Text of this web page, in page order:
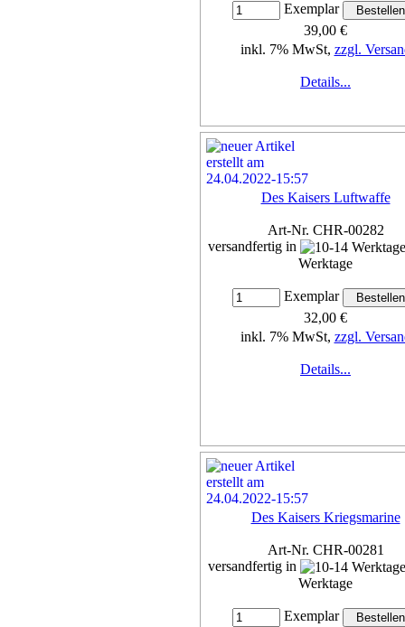
Exemplar
39,00 €
inkl. 7% MwSt, zzgl.
Details...
Des Kaisers Luftwaffe
Art-Nr. CHR-00282
versandfertig in
Werktage
Exemplar
32,00 €
inkl. 7% MwSt, zzgl.
Details...
Des Kaisers Kriegsmarine
Art-Nr. CHR-00281
versandfertig in
Werktage
Exemplar